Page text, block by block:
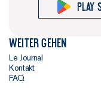
Play
Weiter gehen
Le Journal
Kontakt
FAQ